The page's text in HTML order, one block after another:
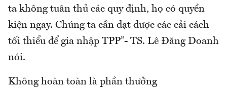
ta không tuân thủ các quy định, họ có quyền
kiện ngay. Chúng ta cần đạt được các cải cách
tối thiểu để gia nhập TPP”- TS. Lê Đăng Doanh
nói.
Không hoàn toàn là phần thưởng